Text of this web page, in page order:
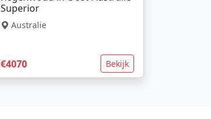
Superior
Australie
€4070 Bekijk